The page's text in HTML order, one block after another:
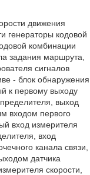
движения
генераторы кодовой
комбинации
задания маршрута,
сигналов
- блок обнаружения
к первому выходу
выход
входом первого
вход измерителя
вход
канала связи,
датчика
скорости,